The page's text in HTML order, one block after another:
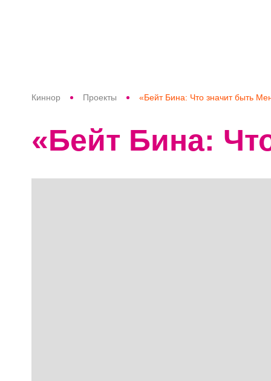
Киннор Проекты «Бейт Бина: Что значит быть
«Бейт Бина: